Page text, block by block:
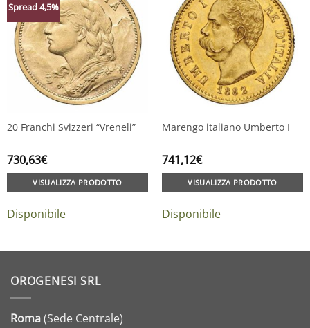
Spread 4,5%
20 Franchi Svizzeri “Vreneli”
730,63€
VISUALIZZA PRODOTTO
Disponibile
Marengo italiano Umberto I
741,12€
VISUALIZZA PRODOTTO
Disponibile
OROGENESI SRL
Roma(Sede Centrale)